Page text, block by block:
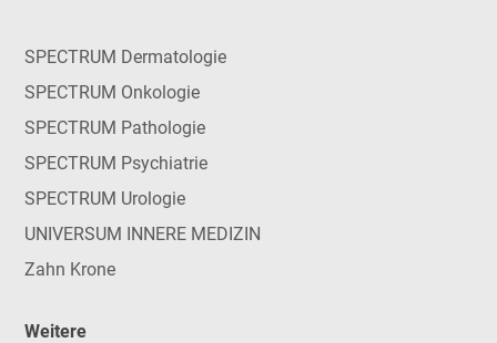
SPECTRUM Dermatologie
SPECTRUM Onkologie
SPECTRUM Pathologie
SPECTRUM Psychiatrie
SPECTRUM Urologie
UNIVERSUM INNERE MEDIZIN
Zahn Krone
Weitere